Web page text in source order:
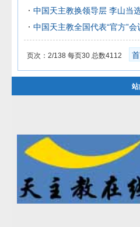
中国天主教换领导层 李山当
中国天主教全国代表“官方”
页次：2/138 每页30 总数4112
站